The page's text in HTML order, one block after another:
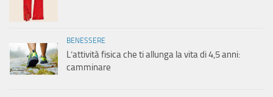
BENESSERE
L’attività fisica che ti allunga la vita di 4,5 anni:
camminare